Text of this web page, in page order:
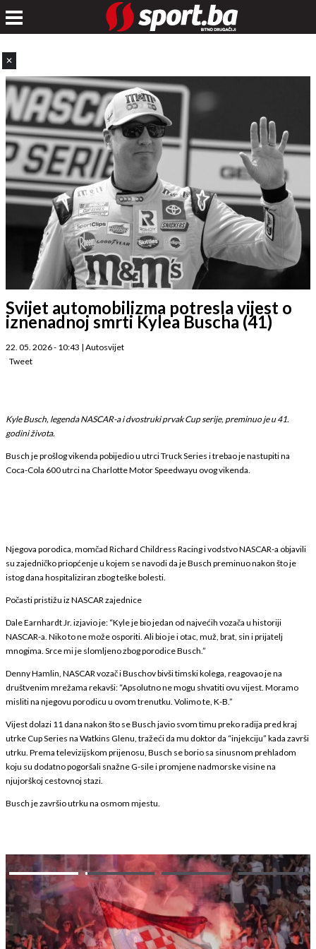
✕
Svijet automobilizma potresla vijest o
iznenadnoj smrti Kylea Buscha (41)
22. 05. 2026 - 10:43 | Autosvijet
Tweet
Kyle Busch, legenda NASCAR-a i dvostruki prvak Cup serije, preminuo je u 41.
godini života.
Busch je prošlog vikenda pobijedio u utrci Truck Series i trebao je nastupiti na
Coca-Cola 600 utrci na Charlotte Motor Speedwayu ovog vikenda.
Njegova porodica, momčad Richard Childress Racing i vodstvo NASCAR-a objavili
su zajedničko priopćenje u kojem se navodi da je Busch preminuo nakon što je
istog dana hospitaliziran zbog teške bolesti.
Počasti pristižu iz NASCAR zajednice
Dale Earnhardt Jr. izjavio je: “Kyle je bio jedan od najvećih vozača u historiji
NASCAR-a. Niko to ne može osporiti. Ali bio je i otac, muž, brat, sin i prijatelj
mnogima. Srce mi je slomljeno zbog porodice Busch.”
Denny Hamlin, NASCAR vozač i Buschov bivši timski kolega, reagovao je na
društvenim mrežama rekavši: “Apsolutno ne mogu shvatiti ovu vijest. Moramo
misliti na njegovu porodicu u ovom trenutku. Volimo te, K-B.”
Vijest dolazi 11 dana nakon što se Busch javio svom timu preko radija pred kraj
utrke Cup Series na Watkins Glenu, tražeći da mu doktor da “injekciju” kada završi
utrku. Prema televizijskom prijenosu, Busch se borio sa sinusnom prehladom
koju su dodatno pogoršali snažne G-sile i promjene nadmorske visine na
njujorškoj cestovnoj stazi.
Busch je završio utrku na osmom mjestu.